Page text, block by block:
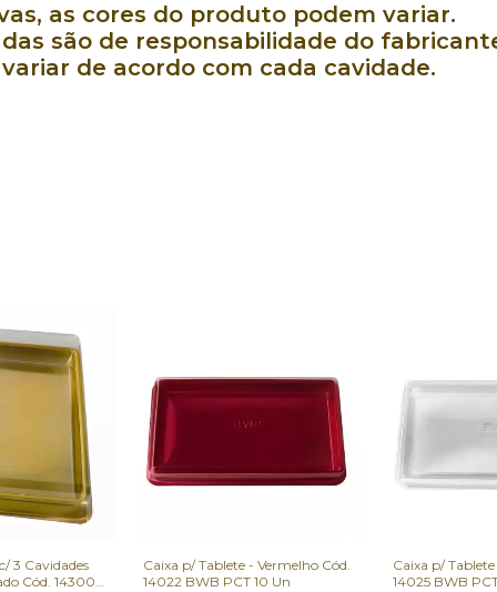
as cores do produto podem variar.
são de responsabilidade do
de acordo com cada cavidade.
3 Cavidades
Cód. 14300
Caixa p/ Tablete - Vermelho Cód.
14022 BWB PCT 10 Un
Caixa p/
14025 BWB